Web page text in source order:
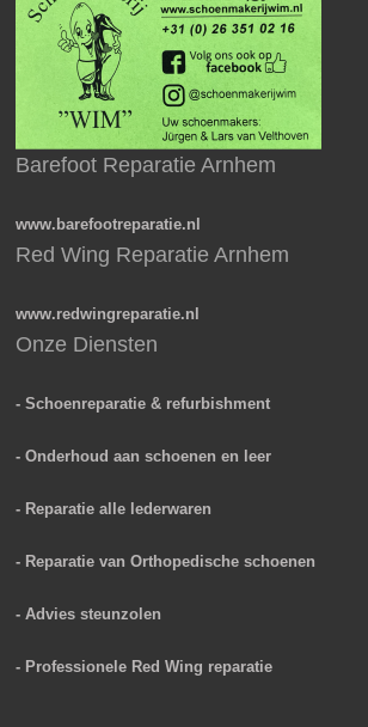
Barefoot Reparatie Arnhem
www.barefootreparatie.nl
Red Wing Reparatie Arnhem
www.redwingreparatie.nl
Onze Diensten
- Schoenreparatie & refurbishment
- Onderhoud aan schoenen en leer
- Reparatie alle lederwaren
- Reparatie van Orthopedische schoenen
- Advies steunzolen
- Professionele Red Wing reparatie